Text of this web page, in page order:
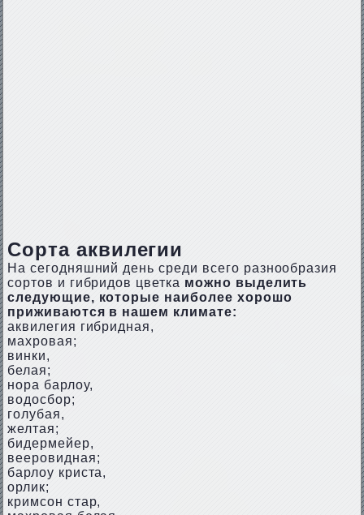
Сорта аквилегии
На сегодняшний день среди всего разнообразия
сортов и гибридов цветка можно выделить
следующие, которые наиболее хорошо
приживаются в нашем климате:
аквилегия гибридная,
махровая;
винки,
белая;
нора барлоу,
водосбор;
голубая,
желтая;
бидермейер,
вееровидная;
барлоу криста,
орлик;
кримсон стар,